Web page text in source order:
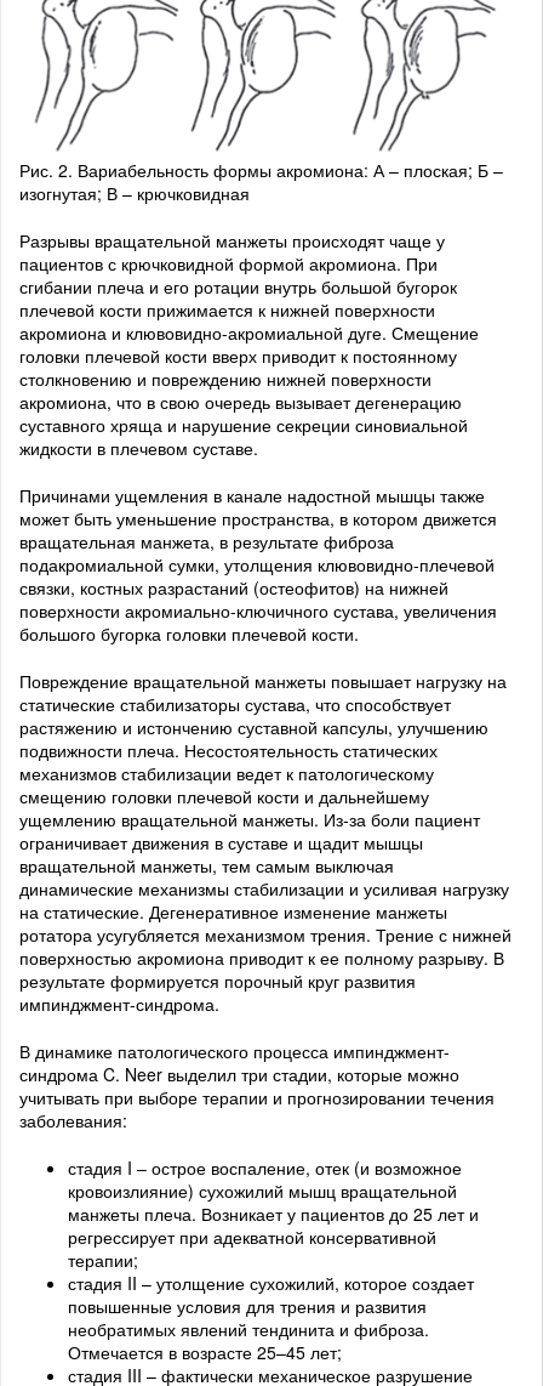
Рис. 2. Вариабельность формы акромиона: А – плоская; Б –
изогнутая; В – крючковидная
Разрывы вращательной манжеты происходят чаще у
пациентов с крючковидной формой акромиона. При
сгибании плеча и его ротации внутрь большой бугорок
плечевой кости прижимается к нижней поверхности
акромиона и клювовидно-акромиальной дуге. Смещение
головки плечевой кости вверх приводит к постоянному
столкновению и повреждению нижней поверхности
акромиона, что в свою очередь вызывает дегенерацию
суставного хряща и нарушение секреции синовиальной
жидкости в плечевом суставе.
Причинами ущемления в канале надостной мышцы также
может быть уменьшение пространства, в котором движется
вращательная манжета, в результате фиброза
подакромиальной сумки, утолщения клювовидно-плечевой
связки, костных разрастаний (остеофитов) на нижней
поверхности акромиально-ключичного сустава, увеличения
большого бугорка головки плечевой кости.
Повреждение вращательной манжеты повышает нагрузку на
статические стабилизаторы сустава, что способствует
растяжению и истончению суставной капсулы, улучшению
подвижности плеча. Несостоятельность статических
механизмов стабилизации ведет к патологическому
смещению головки плечевой кости и дальнейшему
ущемлению вращательной манжеты. Из-за боли пациент
ограничивает движения в суставе и щадит мышцы
вращательной манжеты, тем самым выключая
динамические механизмы стабилизации и усиливая нагрузку
на статические. Дегенеративное изменение манжеты
ротатора усугубляется механизмом трения. Трение с нижней
поверхностью акромиона приводит к ее полному разрыву. В
результате формируется порочный круг развития
импинджмент-синдрома.
В динамике патологического процесса импинджмент-
синдрома C. Neer выделил три стадии, которые можно
учитывать при выборе терапии и прогнозировании течения
заболевания:
стадия I – острое воспаление, отек (и возможное
кровоизлияние) сухожилий мышц вращательной
манжеты плеча. Возникает у пациентов до 25 лет и
регрессирует при адекватной консервативной
терапии;
стадия II – утолщение сухожилий, которое создает
повышенные условия для трения и развития
необратимых явлений тендинита и фиброза.
Отмечается в возрасте 25–45 лет;
стадия III – фактически механическое разрушение